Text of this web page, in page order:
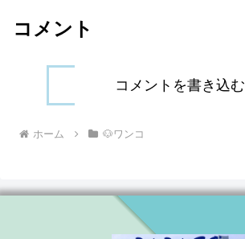
コメント
コメントを書き込む
ホーム 🐶ワンコ